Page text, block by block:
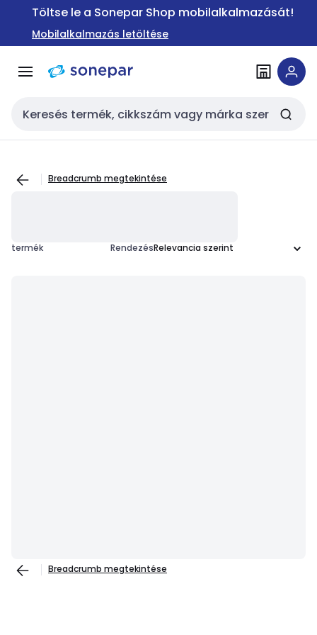
Ugrás a
Ugrás a
tartalomra
Töltse le a Sonepar Shop mobilalkalmazását!
Mobilalkalmazás letöltése
Keresési bemenet
Breadcrumb megtekintése
termék Rendezés
Breadcrumb megtekintése